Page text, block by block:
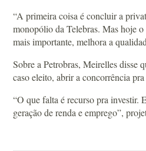
“A primeira coisa é concluir a
monopólio da Telebras. Mas hoje
mais importante, melhora a
Sobre a Petrobras, Meirelles disse
caso eleito, abrir a concorrência
“O que falta é recurso pra investir.
geração de renda e emprego”,